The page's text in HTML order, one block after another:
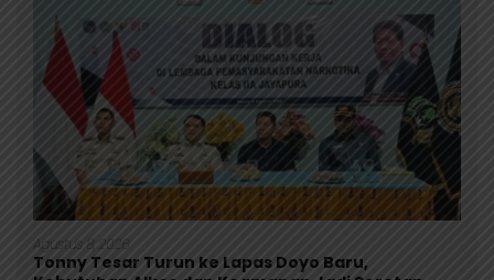
Agustus 8, 2026
Tonny Tesar Turun ke Lapas Doyo Baru,